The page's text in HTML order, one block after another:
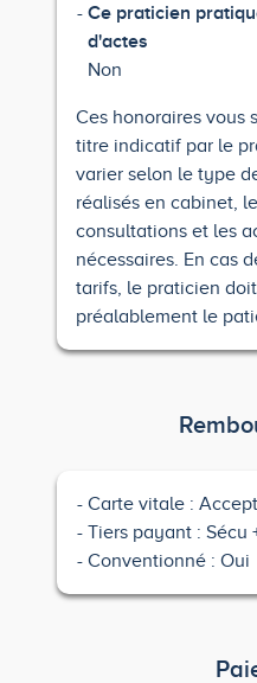
Ce praticien
d'actes
Non
Ces honoraires vous
titre indicatif par le
varier selon le type
réalisés en cabinet,
consultations et les
nécessaires. En cas
tarifs, le praticien
préalablement le
Carte vitale :
Tiers payant : Sécu
Conventionné : Oui